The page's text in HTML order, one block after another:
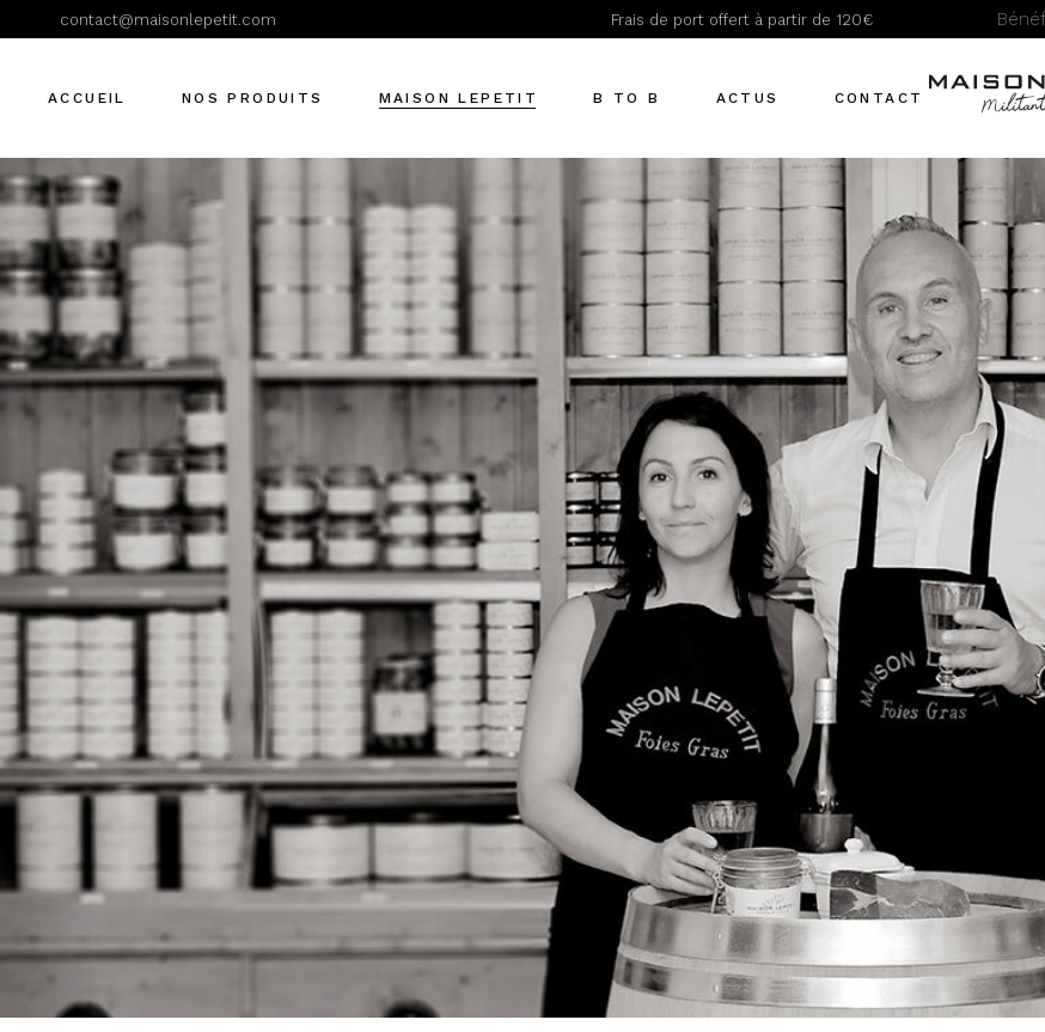
contact@maisonlepetit.com Frais de port offert à partir de 120€
ACCUEIL NOS PRODUITS MAISON LEPETIT
Présentation
Visite conserverie
B TO B ACTUS
Actualités
Recettes
CONTACT
Visite conserverie
Recettes